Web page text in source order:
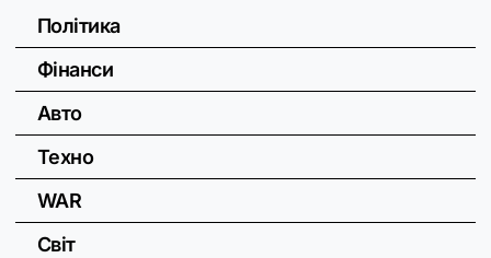
Політика
Фінанси
Авто
Техно
WAR
Світ